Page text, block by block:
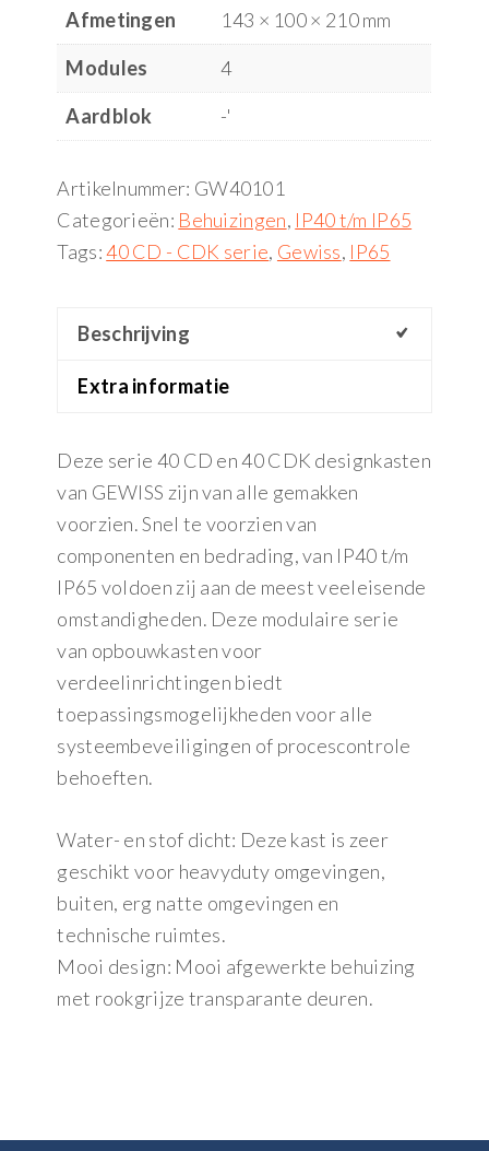
Afmetingen
143 × 100 × 210 mm
Modules
4
Aardblok
-'
Artikelnummer: GW40101
Categorieën: Behuizingen, IP40 t/m IP65
Tags:40 CD - CDK serie, Gewiss, IP65
Beschrijving
Extra informatie
Deze serie 40 CD en 40 CDK designkasten
van GEWISS zijn van alle gemakken
voorzien. Snel te voorzien van
componenten en bedrading, van IP40 t/m
IP65 voldoen zij aan de meest veeleisende
omstandigheden. Deze modulaire serie
van opbouwkasten voor
verdeelinrichtingen biedt
toepassingsmogelijkheden voor alle
systeembeveiligingen of procescontrole
behoeften.
Water- en stof dicht: Deze kast is zeer
geschikt voor heavyduty omgevingen,
buiten, erg natte omgevingen en
technische ruimtes.
Mooi design: Mooi afgewerkte behuizing
met rookgrijze transparante deuren.